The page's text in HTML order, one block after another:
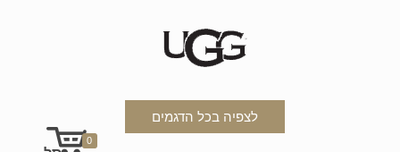
לצפיה בכל הדגמים
0